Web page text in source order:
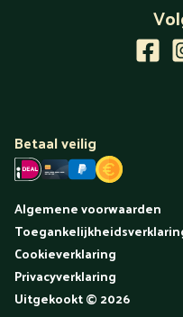
Betaal veilig
Algemene voorwaarden
Cookieverklaring
Privacyverklaring
Uitgekookt© 2026